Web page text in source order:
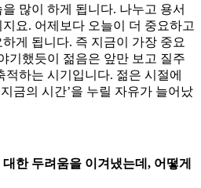
많이 하게 됩니다. 나누고 용서
요. 어제보다 오늘이 더 중요하고
게 됩니다. 즉 지금이 가장 중요
기했듯이 젊음은 앞만 보고 질주
하는 시기입니다. 젊은 시절에
금의 시간’을 누릴 자유가 늘어났
한 두려움을 이겨냈는데, 어떻게